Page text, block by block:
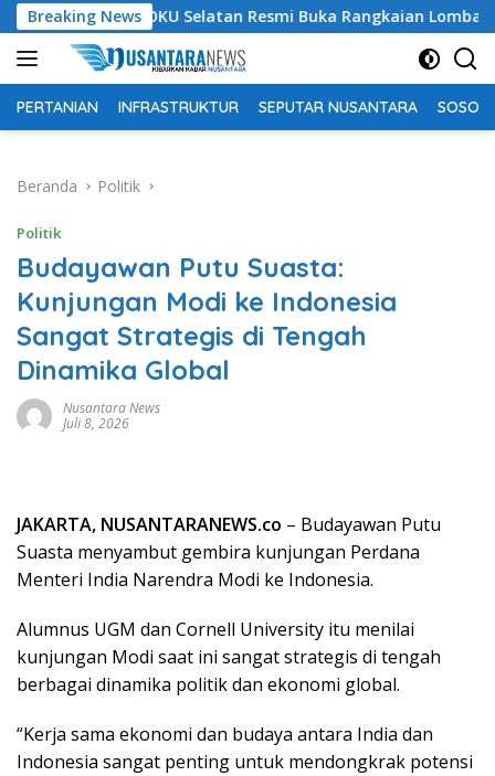
Langsung
ke
konten
Breaking News
OKU Selatan Resmi Buka Rangkaian Lomba Peringatan
PERTANIAN INFRASTRUKTUR SEPUTAR NUSANTARA SOSOK
Beranda Politik
Politik
Budayawan Putu Suasta:
Kunjungan Modi ke Indonesia
Sangat Strategis di Tengah
Dinamika Global
Nusantara News
Juli 8, 2026
JAKARTA, NUSANTARANEWS.co – Budayawan Putu
Suasta menyambut gembira kunjungan Perdana
Menteri India Narendra Modi ke Indonesia.
Alumnus UGM dan Cornell University itu menilai
kunjungan Modi saat ini sangat strategis di tengah
berbagai dinamika politik dan ekonomi global.
“Kerja sama ekonomi dan budaya antara India dan
Indonesia sangat penting untuk mendongkrak potensi